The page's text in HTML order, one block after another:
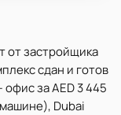
от застройщика
сдан и готов
за AED 3 445
Dubai